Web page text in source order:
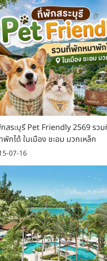
สระบุรี Pet Friendly 2569 รว
พักได้ ในเมือง ชะอม มวกเหล็ก
07-16